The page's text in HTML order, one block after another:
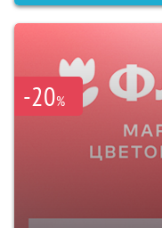
-20%